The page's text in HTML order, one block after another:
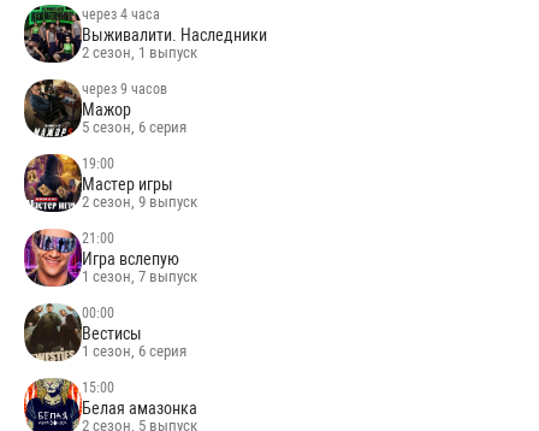
через 4 часа
Выживалити. Наследники
2 сезон, 1 выпуск
через 9 часов
Мажор
5 сезон, 6 серия
19:00
Мастер игры
2 сезон, 9 выпуск
21:00
Игра вслепую
1 сезон, 7 выпуск
00:00
Вестисы
1 сезон, 6 серия
15:00
Белая амазонка
2 сезон, 5 выпуск